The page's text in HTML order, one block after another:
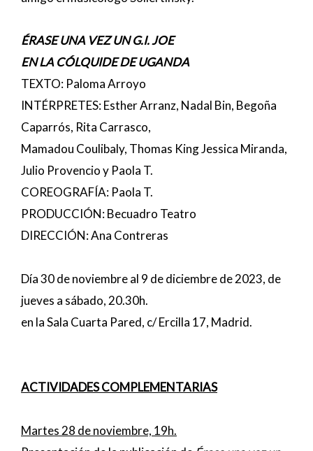
ÉRASE UNA VEZ UN G.I. JOE
EN LA CÓLQUIDE DE UGANDA
TEXTO: Paloma Arroyo
INTÉRPRETES: Esther Arranz, Nadal Bin, Begoña
Caparrós, Rita Carrasco,
Mamadou Coulibaly, Thomas King Jessica Miranda,
Julio Provencio y Paola T.
COREOGRAFÍA: Paola T.
PRODUCCIÓN: Becuadro Teatro
DIRECCIÓN: Ana Contreras
Día 30 de noviembre al 9 de diciembre de 2023, de
jueves a sábado, 20.30h.
en la Sala Cuarta Pared, c/ Ercilla 17, Madrid.
ACTIVIDADES COMPLEMENTARIAS
Martes 28 de noviembre, 19h.